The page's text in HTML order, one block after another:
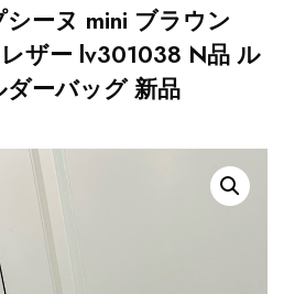
ーヌ mini ブラウン
ザー lv301038 N品 ル
ーバッグ 新品